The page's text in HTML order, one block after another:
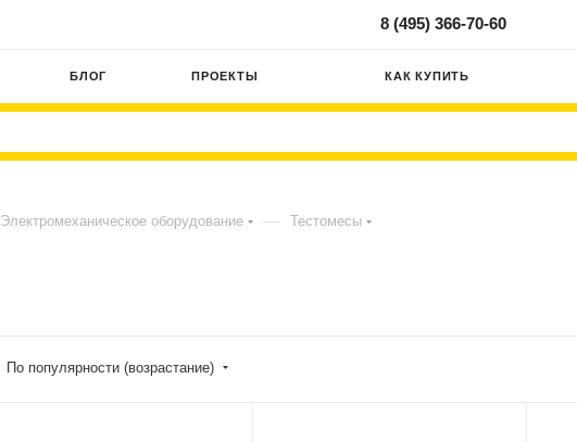
8 (495) 366-70-60
БЛОГ ПРОЕКТЫ КАК КУПИТЬ
Электромеханическое оборудование — Тестомесы
По популярности (возрастание)